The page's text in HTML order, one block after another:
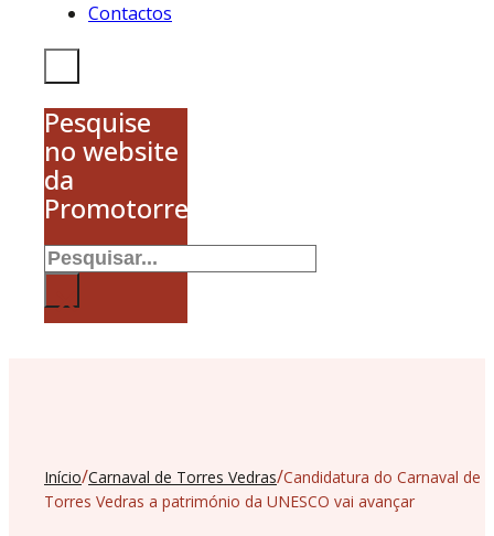
Contactos
Pesquise
no website
da
Promotorres
Pesquisar
×
Início/Carnaval de Torres Vedras/Candidatura do Carnaval de
Torres Vedras a património da UNESCO vai avançar